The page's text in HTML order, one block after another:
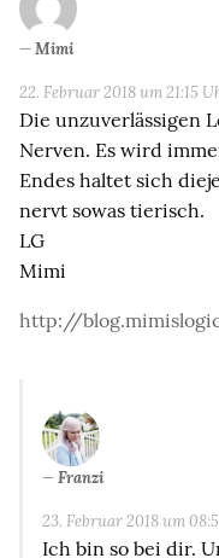
Mimi
22. Februar 2018 um 21:15
Die unzuverlässigen
Nerven. Es wird
Endes haltet sich
nervt sowas tierisch.
LG
Mimi
http://
Franzi
23. Februar 2018 um
Ich bin so bei dir.